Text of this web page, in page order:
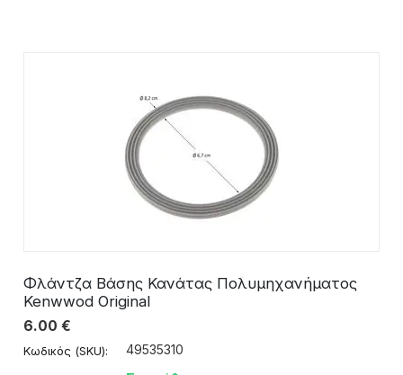
Φλάντζα Βάσης Κανάτας Πολυμηχανήματος
Kenwwod Original
6.00 €
Κωδικός (SKU): 49535310